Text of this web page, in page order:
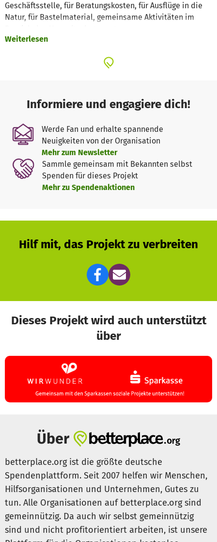
Geschäftsstelle, für Beratungskosten, für Ausflüge in die
Natur, für Bastelmaterial, gemeinsame Aktivitäten im
Weiterlesen
Informiere und engagiere dich!
Werde Fan und erhalte spannende
Neuigkeiten von der Organisation
Mehr zum Newsletter
Sammle gemeinsam mit Bekannten selbst
Spenden für dieses Projekt
Mehr zu Spendenaktionen
Hilf mit, das Projekt zu verbreiten
Dieses Projekt wird auch unterstützt
über
Über
betterplace.org ist die größte deutsche
Spendenplattform. Seit 2007 helfen wir Menschen,
Hilfsorganisationen und Unternehmen, Gutes zu
tun. Alle Organisationen auf betterplace.org sind
gemeinnützig. Da auch wir selbst gemeinnützig
sind und nicht profitorientiert arbeiten, ist unsere